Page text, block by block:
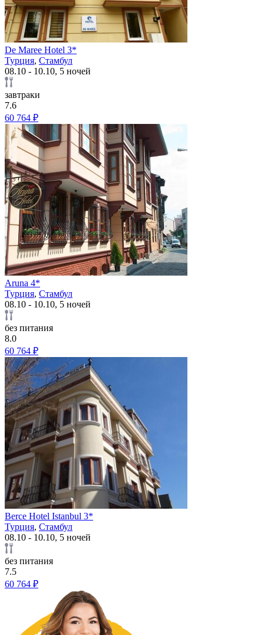
De Maree Hotel 3*
Турция, Стамбул
08.10 - 10.10, 5 ночей
завтраки
7.6
60 764 ₽
Aruna 4*
Турция, Стамбул
08.10 - 10.10, 5 ночей
без питания
8.0
60 764 ₽
Berce Hotel Istanbul 3*
Турция, Стамбул
08.10 - 10.10, 5 ночей
без питания
7.5
60 764 ₽